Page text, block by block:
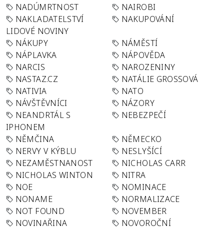
NADÚMRTNOST
NAIROBI
NAKLADATELSTVÍ
LIDOVÉ NOVINY
NAKUPOVÁNÍ
NÁKUPY
NÁMĚSTÍ
NÁPLAVKA
NÁPOVĚDA
NARCIS
NAROZENINY
NASTAZ.CZ
NATÁLIE GROSSOVÁ
NATIVIA
NATO
NÁVŠTĚVNÍCI
NÁZORY
NEANDRTÁL S
IPHONEM
NEBEZPEČÍ
NĚMČINA
NĚMECKO
NERVY V KÝBLU
NESLYŠÍCÍ
NEZAMĚSTNANOST
NICHOLAS CARR
NICHOLAS WINTON
NITRA
NOE
NOMINACE
NONAME
NORMALIZACE
NOT FOUND
NOVEMBER
NOVINAŘINA
NOVOROČNÍ